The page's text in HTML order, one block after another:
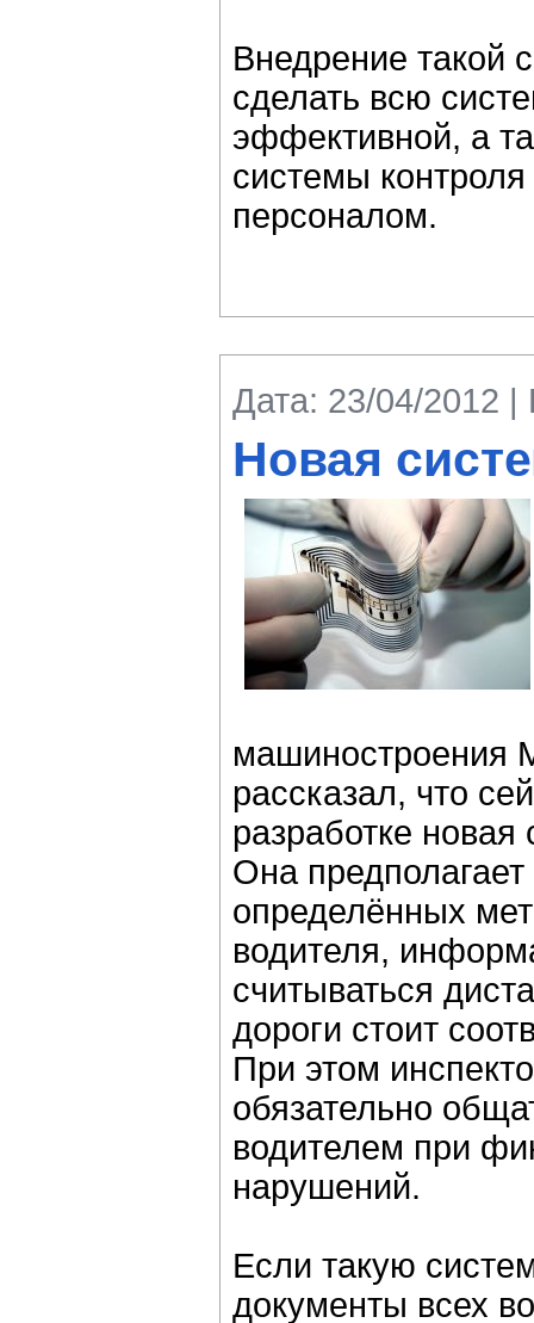
Внедрение такой
сделать всю
эффективной, а
системы
персоналом.
Дата: 23/04/2012 |
Новая
машиностроения
рассказал, что
разработке
Она
определённых
водителя,
считываться
дороги стоит
При этом
обязательно
водителем при
нарушений.
Если такую
документы всех